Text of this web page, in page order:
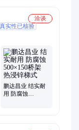
洽谈
真实性已核验
鹏达昌业 结实耐
用 防腐蚀